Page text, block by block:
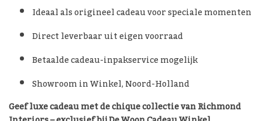
Ideaal als origineel cadeau voor speciale momenten
Direct leverbaar uit eigen voorraad
Betaalde cadeau-inpakservice mogelijk
Showroom in Winkel, Noord-Holland
Geef luxe cadeau met de chique collectie van Richmond